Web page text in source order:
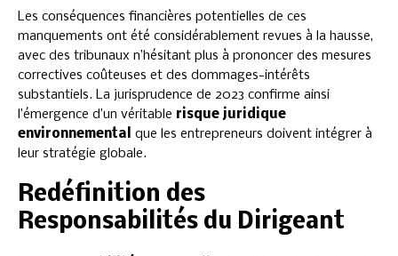
Les conséquences financières potentielles de ces
manquements ont été considérablement revues à la hausse,
avec des tribunaux n’hésitant plus à prononcer des mesures
correctives coûteuses et des dommages-intérêts
substantiels. La jurisprudence de 2023 confirme ainsi
l’émergence d’un véritable risque juridique
environnemental que les entrepreneurs doivent intégrer à
leur stratégie globale.
Redéfinition des
Responsabilités du Dirigeant